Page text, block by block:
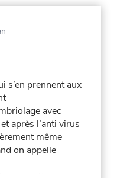
s’en prennent aux
avec
après l’anti virus
même
on appelle